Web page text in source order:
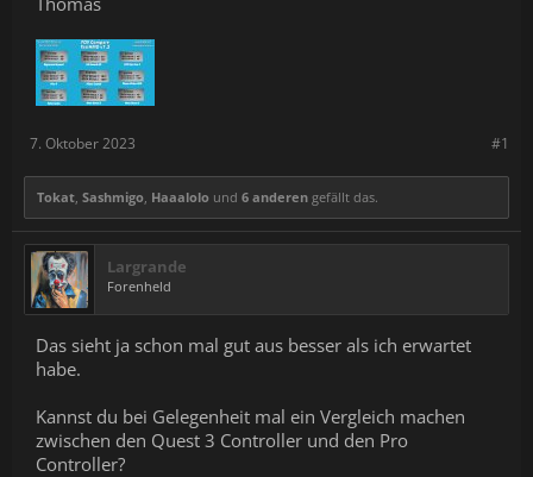
#1
7. Oktober 2023
Tokat, Sashmigo, Haaalolo und 6 anderen gefällt das.
Largrande
Forenheld
Das sieht ja schon mal gut aus besser als ich erwartet
habe.
Kannst du bei Gelegenheit mal ein Vergleich machen
zwischen den Quest 3 Controller und den Pro
Controller?